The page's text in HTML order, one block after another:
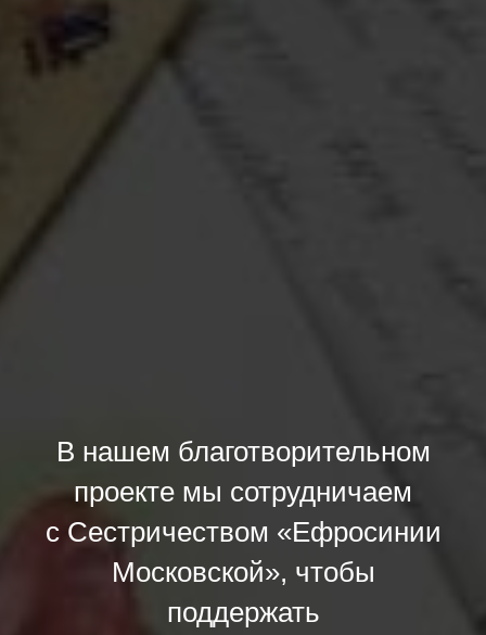
В нашем благотворительном
проекте мы сотрудничаем
с Сестричеством «Ефросинии
Московской», чтобы
поддержать